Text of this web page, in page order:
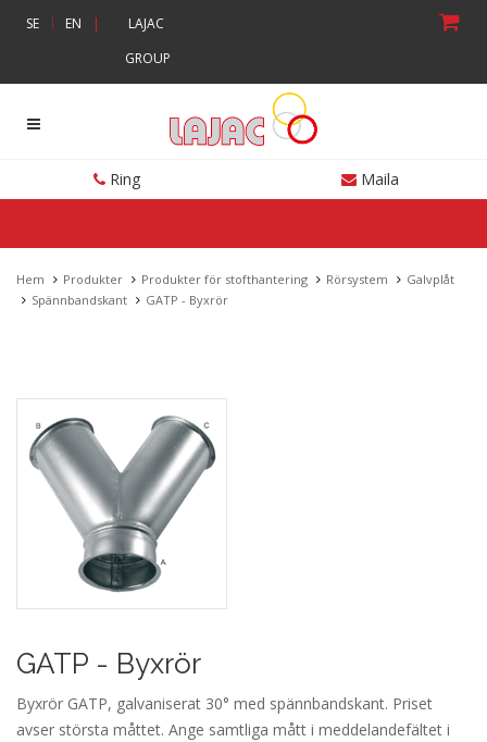
SE | EN |
LAJAC
GROUP
Ring Maila
Hem Produkter Produkter för stofthantering Rörsystem
Galvplåt
Spännbandskant
GATP - Byxrör
GATP - Byxrör
Byxrör GATP, galvaniserat 30° med spännbandskant. Priset
avser största måttet. Ange samtliga mått i meddelandefältet i